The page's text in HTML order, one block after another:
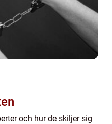
och hur de skiljer sig